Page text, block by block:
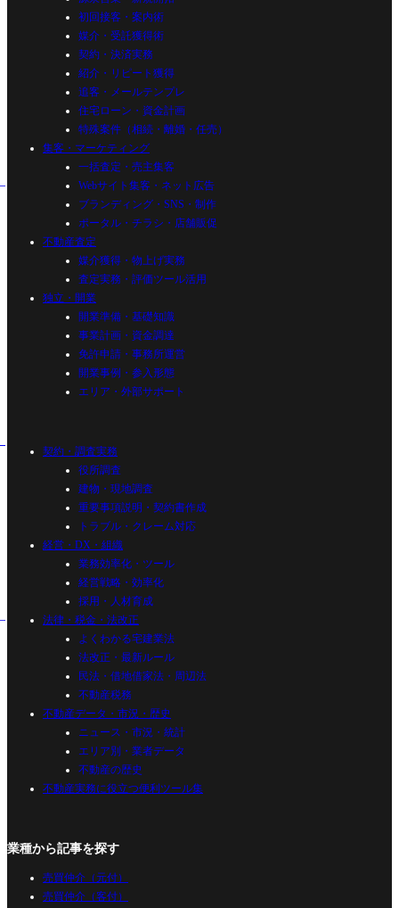
初回接客・案内術
媒介・受託獲得術
契約・決済実務
紹介・リピート獲得
追客・メールテンプレ
住宅ローン・資金計画
特殊案件（相続・離婚・任売）
集客・マーケティング
一括査定・売主集客
Webサイト集客・ネット広告
ブランディング・SNS・制作
ポータル・チラシ・店舗販促
不動産査定
媒介獲得・物上げ実務
査定実務・評価ツール活用
独立・開業
開業準備・基礎知識
事業計画・資金調達
免許申請・事務所運営
開業事例・参入形態
エリア・外部サポート
契約・調査実務
役所調査
建物・現地調査
重要事項説明・契約書作成
トラブル・クレーム対応
経営・DX・組織
業務効率化・ツール
経営戦略・効率化
採用・人材育成
法律・税金・法改正
よくわかる宅建業法
法改正・最新ルール
民法・借地借家法・周辺法
不動産税務
不動産データ・市況・歴史
ニュース・市況・統計
エリア別・業者データ
不動産の歴史
不動産実務に役立つ便利ツール集
業種から記事を探す
売買仲介（元付）
売買仲介（客付）